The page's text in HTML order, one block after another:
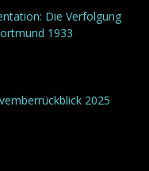
Die Verfolgung
1933
2025